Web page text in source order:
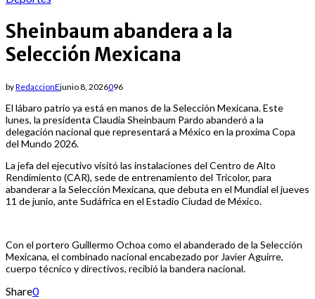
Sheinbaum abandera a la
Selección Mexicana
byRedaccionEjunio 8, 2026096
El lábaro patrio ya está en manos de la Selección Mexicana. Este
lunes, la presidenta Claudia Sheinbaum Pardo abanderó a la
delegación nacional que representará a México en la proxima Copa
del Mundo 2026.
La jefa del ejecutivo visitó las instalaciones del Centro de Alto
Rendimiento (CAR), sede de entrenamiento del Tricolor, para
abanderar a la Selección Mexicana, que debuta en el Mundial el jueves
11 de junio, ante Sudáfrica en el Estadio Ciudad de México.
Con el portero Guillermo Ochoa como el abanderado de la Selección
Mexicana, el combinado nacional encabezado por Javier Aguirre,
cuerpo técnico y directivos, recibió la bandera nacional.
Share0